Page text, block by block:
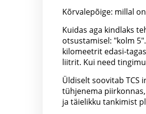
Kõrvalepõige: millal
Kuidas aga kindlaks
otsustamisel: "kolm
kilomeetrit edasi-
liitrit. Kui need
Üldiselt soovitab TCS
tühjenema
ja täielikku tankimist